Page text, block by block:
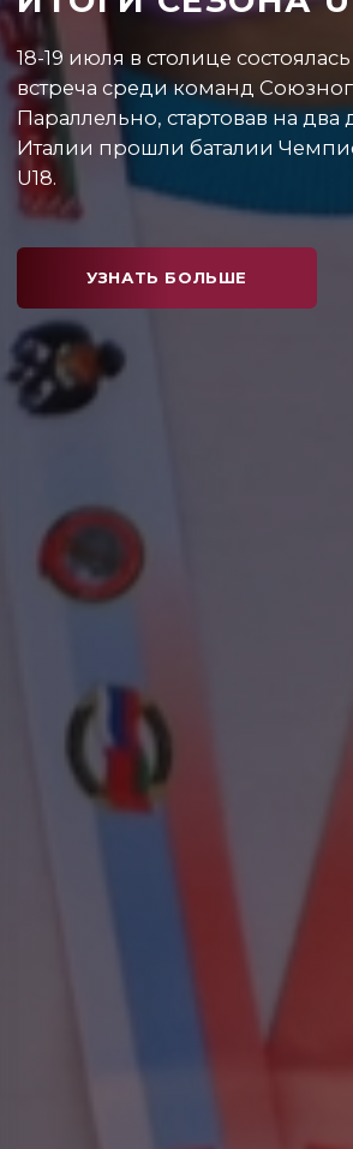
РЕШЕНИЕ
Совет World Athletics продлил
белорусских легкоатлетов.